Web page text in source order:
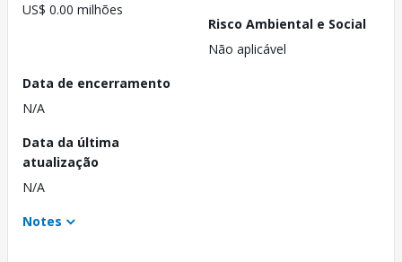
US$ 0.00 milhões
Risco Ambiental e Social
Não aplicável
Data de encerramento
N/A
Data da última
atualização
N/A
Notes